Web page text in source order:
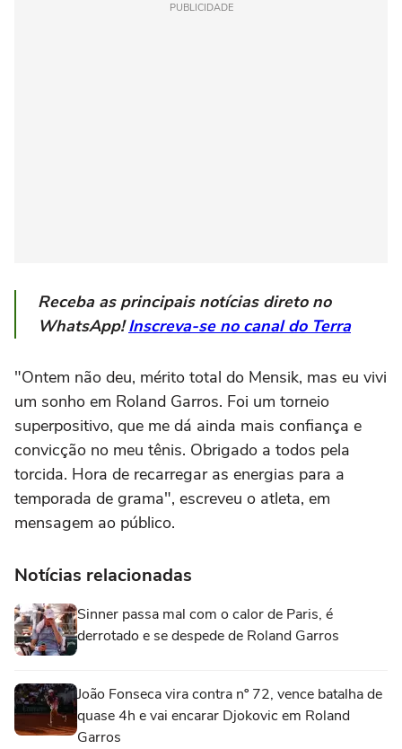
PUBLICIDADE
Receba as principais notícias direto no
WhatsApp!Inscreva-se no canal do Terra
"Ontem não deu, mérito total do Mensik, mas eu vivi
um sonho em Roland Garros. Foi um torneio
superpositivo, que me dá ainda mais confiança e
convicção no meu tênis. Obrigado a todos pela
torcida. Hora de recarregar as energias para a
temporada de grama", escreveu o atleta, em
mensagem ao público.
Notícias relacionadas
Sinner passa mal com o calor de Paris, é
derrotado e se despede de Roland Garros
João Fonseca vira contra nº 72, vence batalha de
quase 4h e vai encarar Djokovic em Roland
Garros